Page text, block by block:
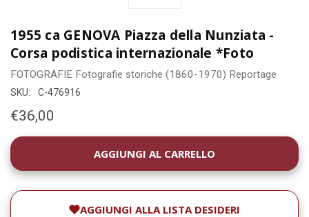
1955 ca GENOVA Piazza della Nunziata -
Corsa podistica internazionale *Foto
FOTOGRAFIE Fotografie storiche (1860-1970) Reportage
SKU: C-476916
€36,00
DISPONIBILITÀ
ATTUALE:
AGGIUNGI ALLA LISTA DESIDERI